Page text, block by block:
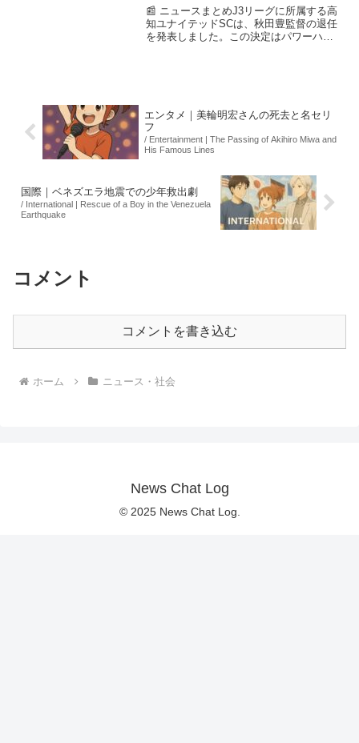
📰 ニュースまとめJ3リーグに所属する高
知ユナイテッドSCは、秋田豊監督の退任
を発表しました。この決定はパワーハラ
エンタメ｜美輪明宏さんの死去と名セリ
フ
/ Entertainment | The Passing of Akihiro Miwa and
His Famous Lines
国際｜ベネズエラ地震での少年救出劇
/ International | Rescue of a Boy in the Venezuela
Earthquake
コメント
コメントを書き込む
ホーム ニュース・社会
News Chat Log
© 2025 News Chat Log.